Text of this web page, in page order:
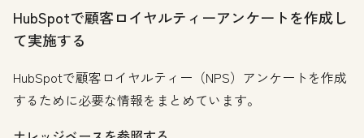
HubSpotで顧客ロイヤルティーアンケートを作成し
て実施する
HubSpotで顧客ロイヤルティー（NPS）アンケートを作成
するために必要な情報をまとめています。